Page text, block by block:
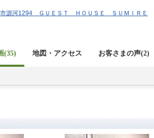
市源河1294 ＧＵＥＳＴ ＨＯＵＳＥ ＳＵＭＩＲＥ
(35) 地図・アクセス お客さまの声(2)